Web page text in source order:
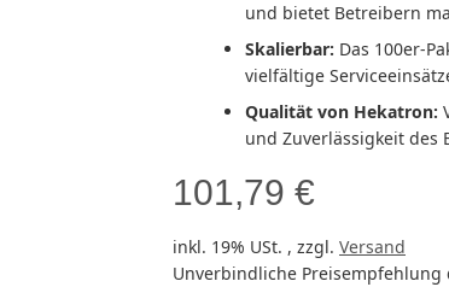
und bietet Betreibern
Skalierbar: Das 100er-
vielfältige
Qualität von Hekatron:
und Zuverlässigkeit des
101,79 €
inkl. 19% USt. , zzgl. Versand
Unverbindliche Preisempfehlung